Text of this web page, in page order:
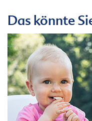
Das könnte